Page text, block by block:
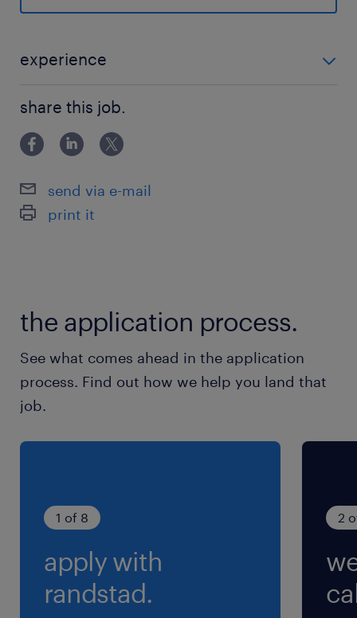
40 年以上の輸送実績を持つ物流会社です。
ー毎に合わせた納入方法で
最寄駅
近鉄名古屋線／近鉄弥富駅（車15分）
休日休暇
週休2日
8:30-17:30（実働8時間00分・休憩60分）
experience
ータイプですが、リーチタイプ乗る機会もあり
share this job.
send via e-mail
print it
the application process.
See what comes ahead in the application
process. Find out how we help you land that
job.
1 of 8
apply with
randstad.
2